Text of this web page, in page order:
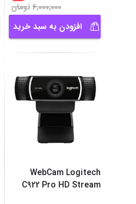
6,000,000تومان
افزودن به سبد خرید
WebCam Logitech
C922 Pro HD Stream